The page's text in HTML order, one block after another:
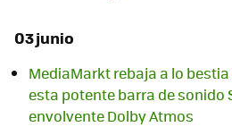
03 junio
MediaMarkt rebaja a lo
esta potente barra de sonido
envolvente Dolby Atmos